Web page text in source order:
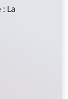
La